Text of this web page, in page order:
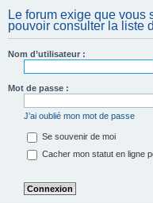
Le forum exige que vous
pouvoir consulter la liste
Nom d’utilisateur :
Mot de passe :
J’ai oublié mon mot de passe
Se souvenir de moi
Cacher mon statut en ligne